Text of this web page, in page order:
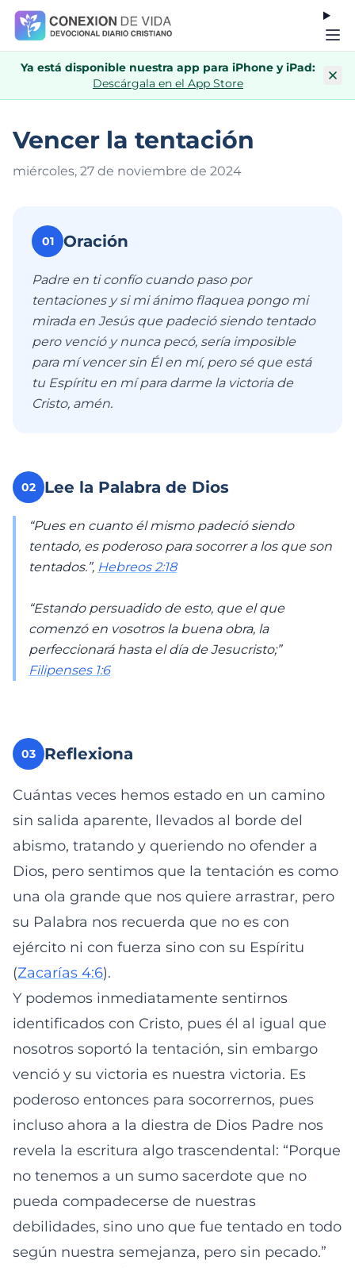
Ya está disponible nuestra app para iPhone y iPad:
Descárgala en el App Store
Vencer la tentación
miércoles, 27 de noviembre de 2024
01 Oración
Padre en ti confío cuando paso por
tentaciones y si mi ánimo flaquea pongo mi
mirada en Jesús que padeció siendo tentado
pero venció y nunca pecó, sería imposible
para mí vencer sin Él en mí, pero sé que está
tu Espíritu en mí para darme la victoria de
Cristo, amén.
02 Lee la Palabra de Dios
“Pues en cuanto él mismo padeció siendo
tentado, es poderoso para socorrer a los que son
tentados.”, Hebreos 2:18
“Estando persuadido de esto, que el que
comenzó en vosotros la buena obra, la
perfeccionará hasta el día de Jesucristo;”
Filipenses 1:6
03 Reflexiona
Cuántas veces hemos estado en un camino
sin salida aparente, llevados al borde del
abismo, tratando y queriendo no ofender a
Dios, pero sentimos que la tentación es como
una ola grande que nos quiere arrastrar, pero
su Palabra nos recuerda que no es con
ejército ni con fuerza sino con su Espíritu
(Zacarías 4:6).
Y podemos inmediatamente sentirnos
identificados con Cristo, pues él al igual que
nosotros soportó la tentación, sin embargo
venció y su victoria es nuestra victoria. Es
poderoso entonces para socorrernos, pues
incluso ahora a la diestra de Dios Padre nos
revela la escritura algo trascendental: “Porque
no tenemos a un sumo sacerdote que no
pueda compadecerse de nuestras
debilidades, sino uno que fue tentado en todo
según nuestra semejanza, pero sin pecado.”